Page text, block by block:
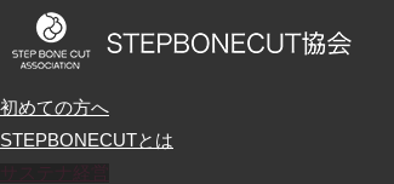
初めての方へ
STEPBONECUTとは
サステナ経営